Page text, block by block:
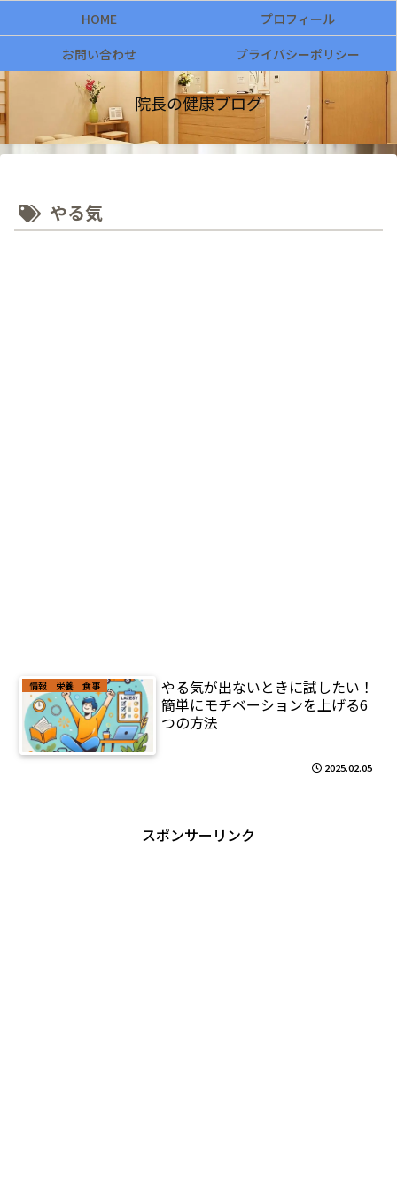
院長の健康ブログ
HOME
プロフィール
お問い合わせ
プライバシーポリシー
やる気
情報 栄養 食事
やる気が出ないときに試したい！
簡単にモチベーションを上げる6
つの方法
2025.02.05
スポンサーリンク